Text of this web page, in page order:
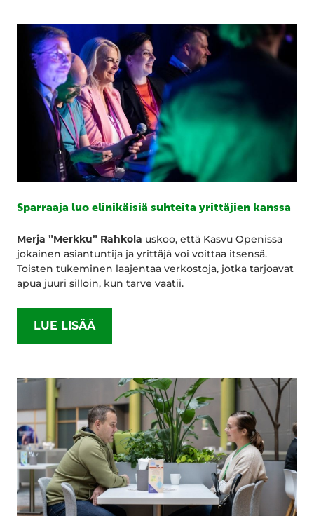
Sparraaja luo elinikäisiä suhteita yrittäjien kanssa
Merja ”Merkku” Rahkola uskoo, että Kasvu Openissa
jokainen asiantuntija ja yrittäjä voi voittaa itsensä.
Toisten tukeminen laajentaa verkostoja, jotka tarjoavat
apua juuri silloin, kun tarve vaatii.
LUE LISÄÄ